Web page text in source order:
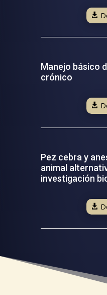
Manejo básico
crónico
Pez cebra y
animal
investigación